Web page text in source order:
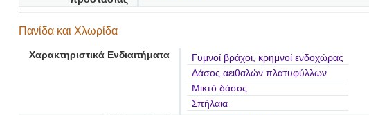
Πανίδα και Χλωρίδα
Χαρακτηριστικά Ενδιαιτήματα
Γυμνοί βράχοι, κρημνοί ενδοχώρας
Δάσος αειθαλών πλατυφύλλων
Μικτό δάσος
Σπήλαια